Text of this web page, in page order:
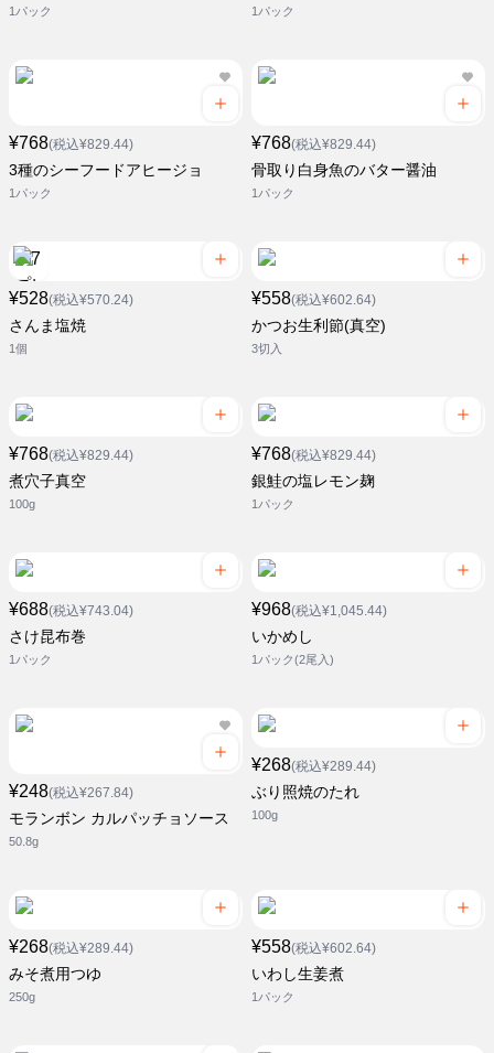
1パック 1パック
¥768(税込¥829.44)
3種のシーフードアヒージョ
1パック
¥768(税込¥829.44)
骨取り白身魚のバター醤油
1パック
¥528(税込¥570.24)
さんま塩焼
1個
¥558(税込¥602.64)
かつお生利節(真空)
3切入
¥768(税込¥829.44)
煮穴子真空
100g
¥768(税込¥829.44)
銀鮭の塩レモン麹
1パック
¥688(税込¥743.04)
さけ昆布巻
1パック
¥968(税込¥1,045.44)
いかめし
1パック(2尾入)
¥248(税込¥267.84)
モランボン カルパッチョソース
50.8g
¥268(税込¥289.44)
ぶり照焼のたれ
100g
¥268(税込¥289.44)
みそ煮用つゆ
250g
¥558(税込¥602.64)
いわし生姜煮
1パック